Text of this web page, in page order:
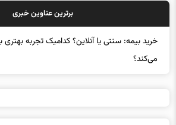
برترین عناوین خبری
خر